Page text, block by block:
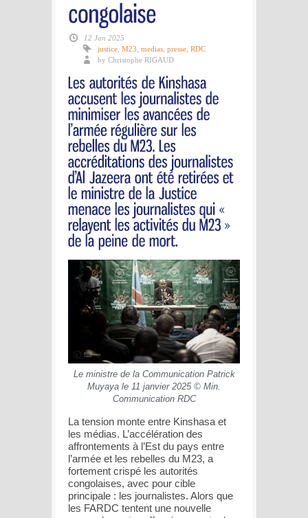
12 Jan 2025
justice M23 medias presse RDC
by Christophe RIGAUD
Le ministre de la Communication Patrick
Muyaya le 11 janvier 2025 © Min.
Communication RDC
La tension monte entre Kinshasa et
les médias. L’accélération des
affrontements à l’Est du pays entre
l’armée et les rebelles du M23, a
fortement crispé les autorités
congolaises, avec pour cible
principale : les journalistes. Alors que
les FARDC tentent une nouvelle